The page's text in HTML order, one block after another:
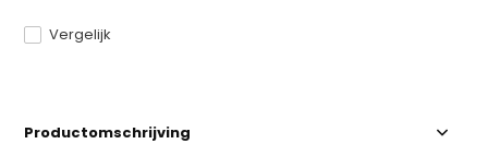
Vergelijk
Productomschrijving